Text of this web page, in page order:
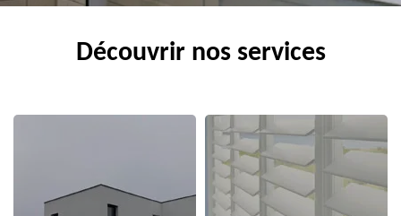
Découvrir nos services